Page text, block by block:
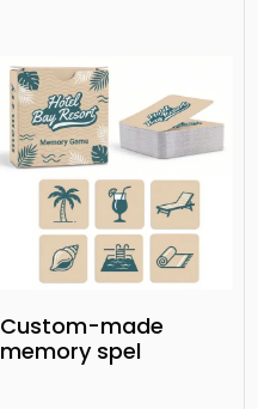
Custom-made
memory spel